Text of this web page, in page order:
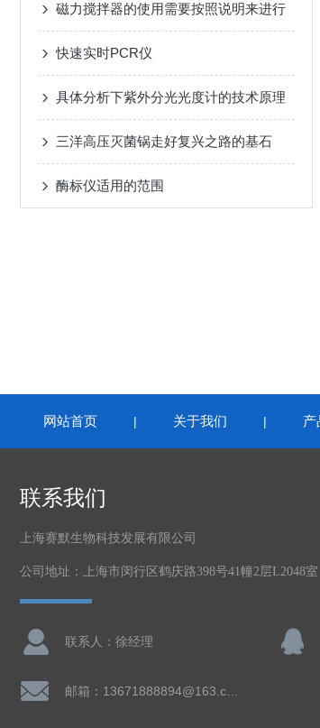
磁力搅拌器的使用需要按照说明来进行
快速实时PCR仪
具体分析下紫外分光光度计的技术原理
三洋高压灭菌锅走好复兴之路的基石
酶标仪适用的范围
网站首页 | 关于我们 | 产
联系我们
上海赛默生物科技发展有限公司
公司地址：上海市闵行区鹤庆路398号41幢2层L2048
联系人：徐经理